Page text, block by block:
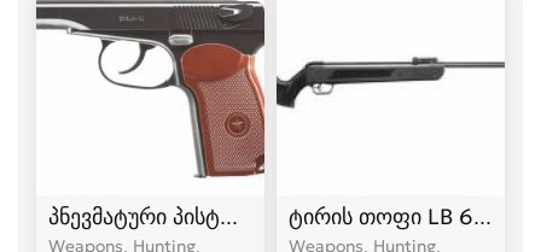
პნევმატური პისტოლეტი Makarov პისტოლეტები
Weapons, Hunting,
ტირის თოფი LB 600
Weapons, Hunting,